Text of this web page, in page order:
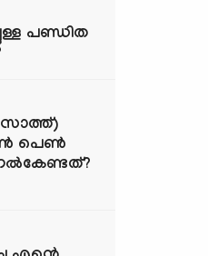
പണ്ഡിത
സൊത്ത്)
പെണ്‍